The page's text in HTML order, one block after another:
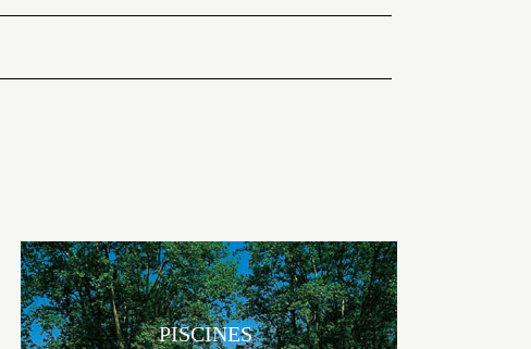
PISCINES